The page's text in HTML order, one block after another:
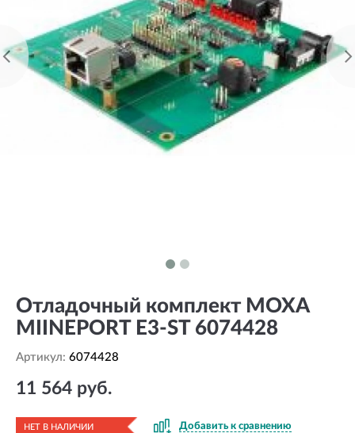
Отладочный комплект MOXA
MIINEPORT E3-ST 6074428
Артикул: 6074428
11 564 руб.
НЕТ В НАЛИЧИИ Добавить к сравнению